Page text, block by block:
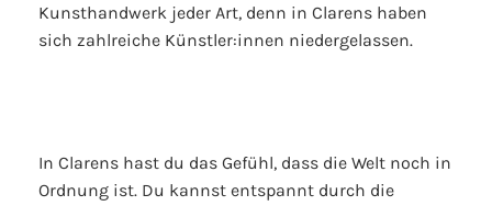
Kunsthandwerk jeder Art, denn in Clarens haben
sich zahlreiche Künstler:innen niedergelassen.
In Clarens hast du das Gefühl, dass die Welt noch in
Ordnung ist. Du kannst entspannt durch die